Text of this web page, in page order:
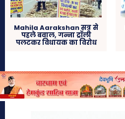
Mahila Aarakshan सत्र से
पहले बवाल, गन्ना ट्रॉली
पलटकर विधायक का विरोध